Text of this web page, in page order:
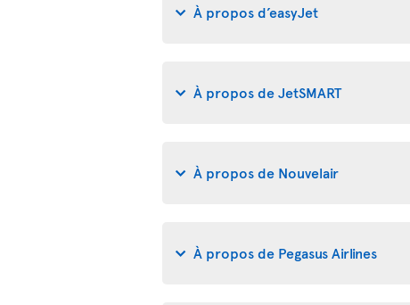
À propos d’easyJet
À propos de JetSMART
À propos de Nouvelair
À propos de Pegasus Airlines